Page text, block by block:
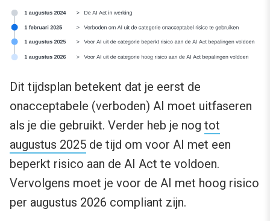
Dit tijdsplan betekent dat je eerst de
onacceptabele (verboden) AI moet uitfaseren
als je die gebruikt. Verder heb je nog tot
augustus 2025 de tijd om voor AI met een
beperkt risico aan de AI Act te voldoen.
Vervolgens moet je voor de AI met hoog risico
per augustus 2026 compliant zijn.